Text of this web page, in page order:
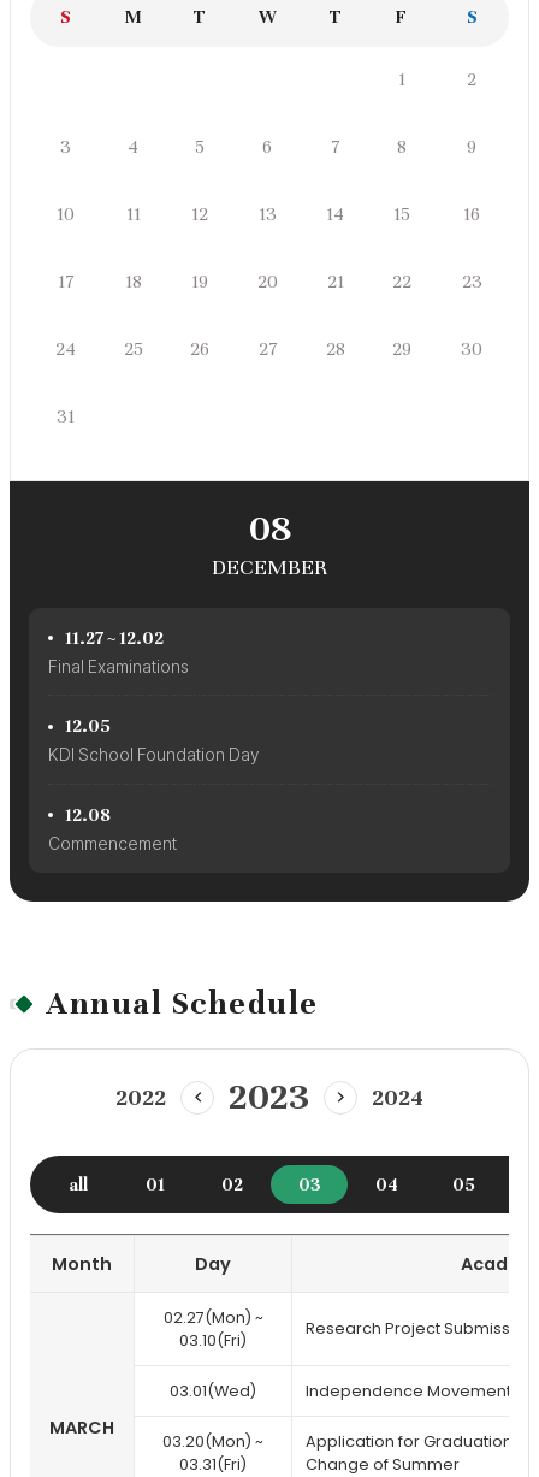
S일 M월 T화 W수 T목 F S토
1 2토
3일 4 5화 6 7목 8금 9
10일 11 12화 13수 14 15금 16
17일 18월 19화 20수 21 22금 23토
24일 25월 26화 27수 28목 29금 30
31
08
DECEMBER
11.27 ~ 12.02
Final Examinations
12.05
KDI School Foundation Day
12.08
Commencement
Annual Schedule
2022
이
년
2023
다
년
도
2024
all 01 02 03 04 05
Month Day
MARCH
02.27(Mon) ~
03.10(Fri)
Research Project Submission
03.01(Wed) Independence Movement
03.20(Mon) ~
03.31(Fri)
Application for Graduation /
Change of Summer